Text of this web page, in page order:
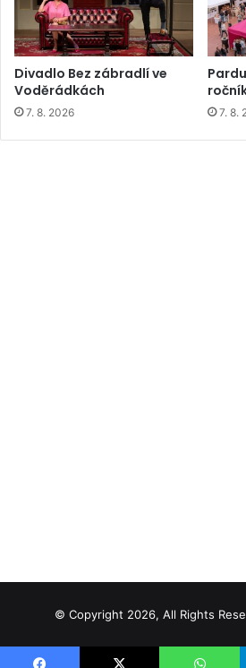
Divadlo Bez zábradlí ve
Voděrádkách
7. 8. 2026 7. 8.
© Copyright 2026, All Rights